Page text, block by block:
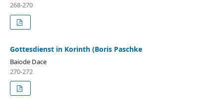
268-270
Gottesdienst in Korinth (Boris Paschke
Baiode Dace
270-272